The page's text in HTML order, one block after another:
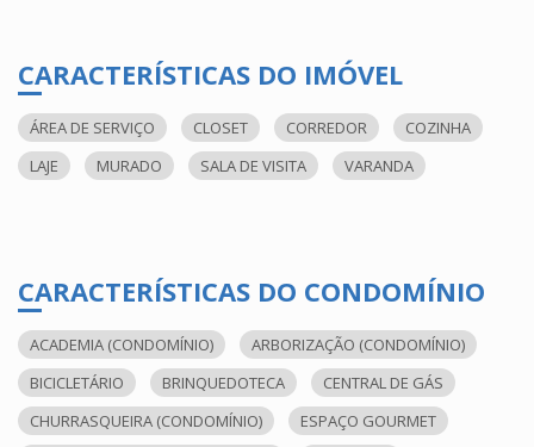
CARACTERÍSTICAS DO IMÓVEL
ÁREA DE SERVIÇO CLOSET CORREDOR
COZINHA
LAJE
MURADO SALA DE VISITA VARANDA
CARACTERÍSTICAS DO CONDOMÍNIO
ACADEMIA (CONDOMÍNIO)
ARBORIZAÇÃO (CONDOMÍNIO)
BICICLETÁRIO
BRINQUEDOTECA
CENTRAL DE GÁS
CHURRASQUEIRA (CONDOMÍNIO)
ESPAÇO GOURMET